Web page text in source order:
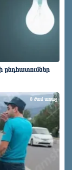
ընդհատումներ
8 ժամ առաջ